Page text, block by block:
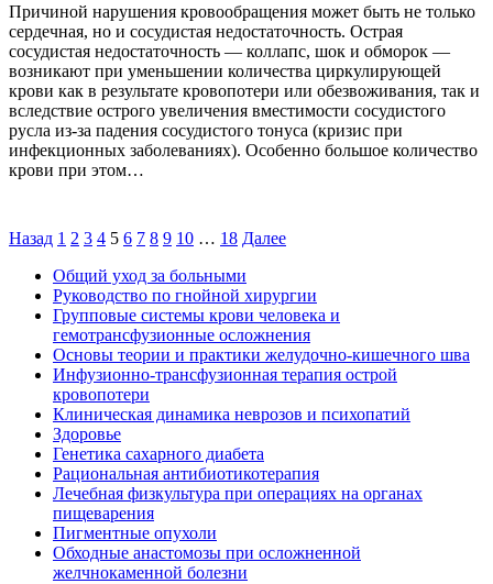
Причиной нарушения кровообращения может быть не только
сердечная, но и сосудистая недостаточность. Острая
сосудистая недостаточность — коллапс, шок и обморок —
возникают при уменьшении количества циркулирующей
крови как в результате кровопотери или обезвоживания, так и
вследствие острого увеличения вместимости сосудистого
русла из-за падения сосудистого тонуса (кризис при
инфекционных заболеваниях). Особенно большое количество
крови при этом…
Назад 1 2 3 4 5 6 7 8 9 10 … 18 Далее
Общий уход за больными
Руководство по гнойной хирургии
Групповые системы крови человека и
гемотрансфузионные осложнения
Основы теории и практики желудочно-кишечного шва
Инфузионно-трансфузионная терапия острой
кровопотери
Клиническая динамика неврозов и психопатий
Здоровье
Генетика сахарного диабета
Рациональная антибиотикотерапия
Лечебная физкультура при операциях на органах
пищеварения
Пигментные опухоли
Обходные анастомозы при осложненной
желчнокаменной болезни